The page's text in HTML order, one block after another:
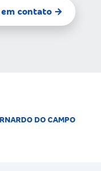
em contato →
DO CAMPO